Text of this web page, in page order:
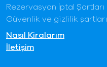
Rezervasyon İptal Şartları
Güvenlik ve gizlilik şartları
Nasıl Kiralarım
İletişim